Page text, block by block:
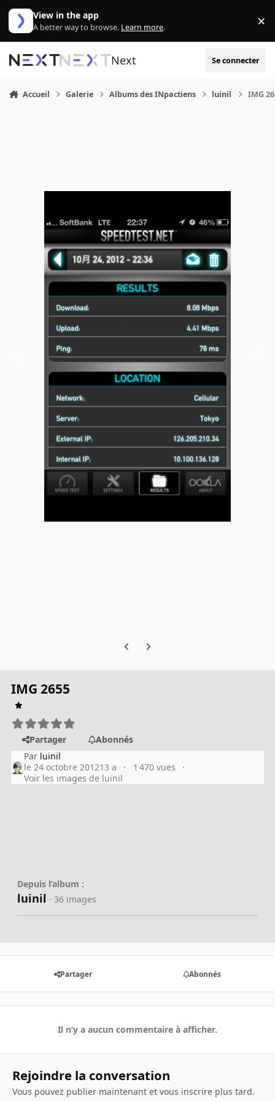
Aller au contenu
View in the app
A better way to browse. Learn more. ×
Next Se connecter
Accueil Galerie Albums des INpactiens luinil IMG
Previous carousel slide
Next carousel slide
IMG 2655
Partager
Abonnés
Par luinil
le 24 octobre 201213 a
1 470 vues
Voir les images de luinil
Depuis l’album :
luinil · 36 images
Partager Abonnés
Il n’y a aucun commentaire à afficher.
Rejoindre la conversation
Vous pouvez publier maintenant et vous inscrire plus tard.